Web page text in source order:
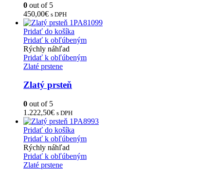
0 out of 5
450,00€ s DPH
Pridať do košíka
Pridať k obľúbeným
Rýchly náhľad
Pridať k obľúbeným
Zlaté prstene
Zlatý prsteň
0 out of 5
1.222,50€ s DPH
Pridať do košíka
Pridať k obľúbeným
Rýchly náhľad
Pridať k obľúbeným
Zlaté prstene